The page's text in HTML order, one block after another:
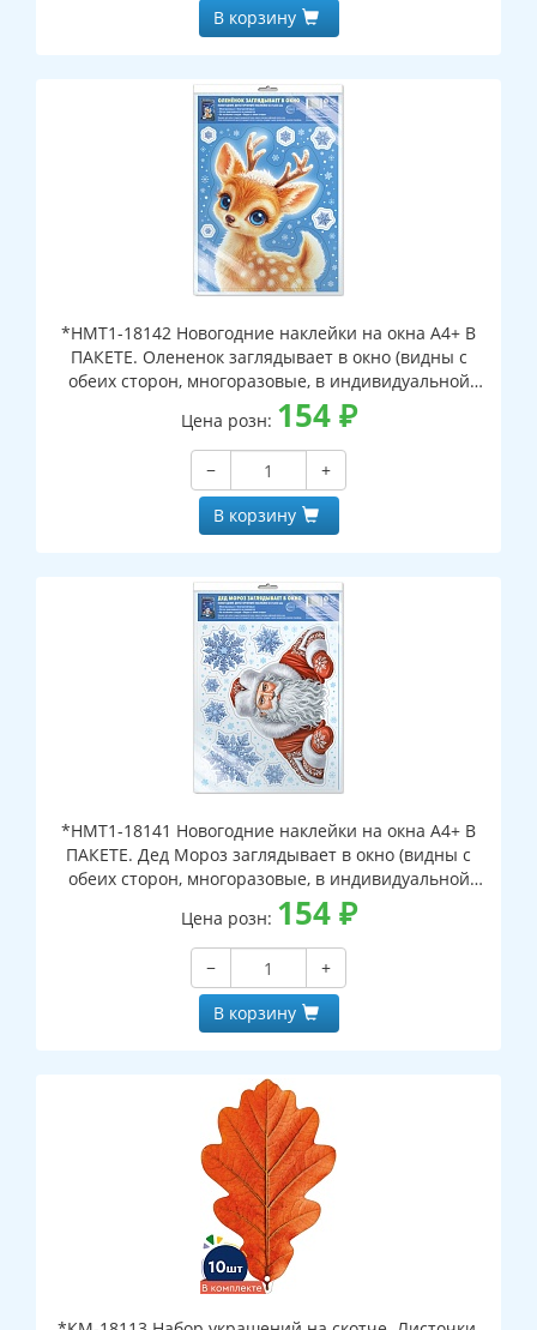
В корзину
*НМТ1-18142 Новогодние наклейки на окна А4+ В
ПАКЕТЕ. Олененок заглядывает в окно (видны с
обеих сторон, многоразовые, в индивидуальной
упаковке, с европодвесом и клеевым клапаном)
Цена розн: 154₽
−
+
В корзину
*НМТ1-18141 Новогодние наклейки на окна А4+ В
ПАКЕТЕ. Дед Мороз заглядывает в окно (видны с
обеих сторон, многоразовые, в индивидуальной
упаковке, с европодвесом и клеевым клапаном)
Цена розн: 154₽
−
+
В корзину